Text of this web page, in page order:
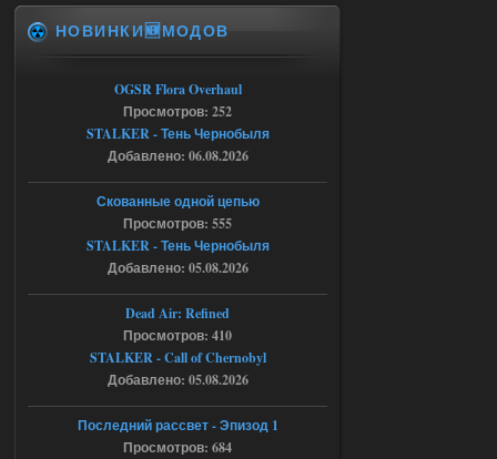
Доступно только для пользователей
Ответить ➤
Спавнер + Правки + Античит - Dead
City Final
Что то не работает спавнер,
все устанавливал по
мануалу......
Ответить ➤
06.08.2026
Игра для сталкера 21-очко
ruslanpyrusov
как изменить макс сумму
ставки в файлах чтобы
ставить больше 1 к
НОВИНКИ🆕МОДОВ
OGSR Flora Overhaul
Просмотров: 252
STALKER - Тень Чернобыля
Добавлено: 06.08.2026
Скованные одной цепью
Просмотров: 555
STALKER - Тень Чернобыля
Добавлено: 05.08.2026
Dead Air: Refined
Просмотров: 410
STALKER - Call of Chernobyl
Добавлено: 05.08.2026
Последний рассвет - Эпизод 1
Просмотров: 684